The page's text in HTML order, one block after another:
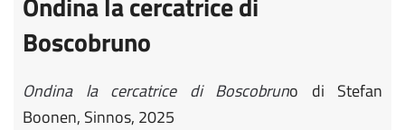
Boscobruno
Ondina la cercatrice di Boscobruno
di Stefan
Boonen, Sinnos, 2025